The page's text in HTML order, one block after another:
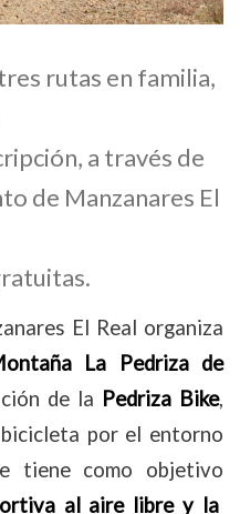
rutas en familia,
a través de
de Manzanares El
El Real organiza
La Pedriza de
de la Pedriza Bike,
por el entorno
tiene como objetivo
al aire libre y la